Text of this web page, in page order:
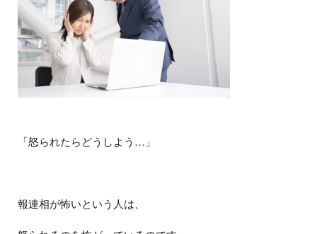
「怒られたらどうしよう…」
報連相が怖いという人は、